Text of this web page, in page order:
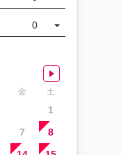
0
金 土
1
7
8